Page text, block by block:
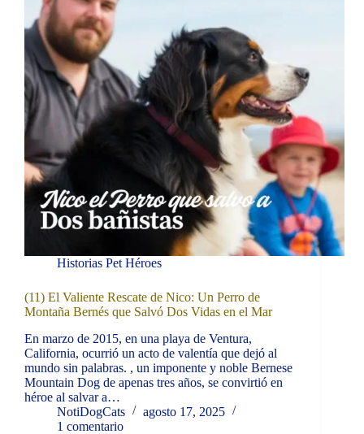
Historias Pet Héroes
(11) El Valiente Rescate de Nico: Un Perro de
Montaña Bernés que Salvó Dos Vidas en el Mar
En marzo de 2015, en una playa de Ventura,
California, ocurrió un acto de valentía que dejó al
mundo sin palabras. , un imponente y noble Bernese
Mountain Dog de apenas tres años, se convirtió en
héroe al salvar a…
NotiDogCats
agosto 17, 2025
1 comentario